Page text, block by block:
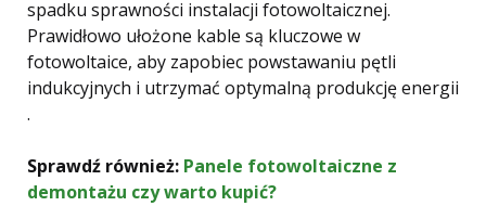
spadku sprawności instalacji fotowoltaicznej.
Prawidłowo ułożone kable są kluczowe w
fotowoltaice, aby zapobiec powstawaniu pętli
indukcyjnych i utrzymać optymalną produkcję energii
.
Sprawdź również: Panele fotowoltaiczne z
demontażu czy warto kupić?